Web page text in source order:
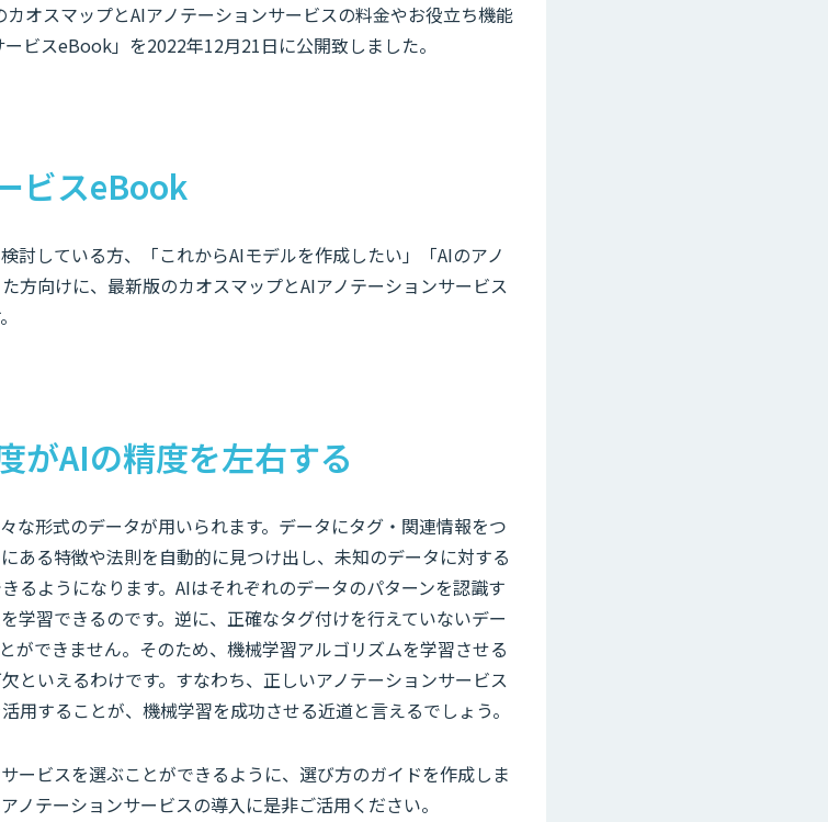
オスマップとAIアノテーションサービスの料金やお役立ち機能
ビスeBook」を2022年12月21日に公開致しました。
ビスeBook
討している方、「これからAIモデルを作成したい」「AIのアノ
方向けに、最新版のカオスマップとAIアノテーションサービス
がAIの精度を左右する
な形式のデータが用いられます。データにタグ・関連情報をつ
ある特徴や法則を自動的に見つけ出し、未知のデータに対する
るようになります。AIはそれぞれのデータのパターンを認識す
学習できるのです。逆に、正確なタグ付けを行えていないデー
ができません。そのため、機械学習アルゴリズムを学習させる
といえるわけです。すなわち、正しいアノテーションサービス
用することが、機械学習を成功させる近道と言えるでしょう。
ービスを選ぶことができるように、選び方のガイドを作成しま
ノテーションサービスの導入に是非ご活用ください。